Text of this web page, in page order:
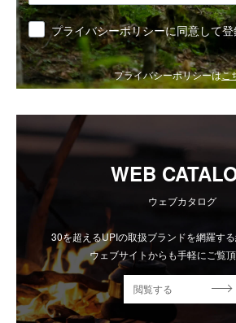
同意 プライバシーポリシーに同意して
プライバシーポリシーはこ
WEB
ウェブカタログ
30を超えるUPIの取扱ブランドを網羅する
ウェブサイトからも手軽にご覧頂
閲覧する